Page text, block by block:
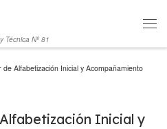
Técnica Nº 81
de Alfabetización Inicial y Acompañamiento
Inicial y